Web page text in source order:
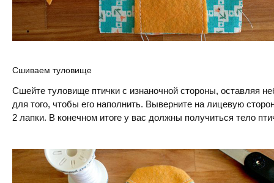
Сшиваем туловище
Сшейте туловище птички с изнаночной стороны, оставляя
для того, чтобы его наполнить. Выверните на лицевую
2 лапки. В конечном итоге у вас должны получиться тело